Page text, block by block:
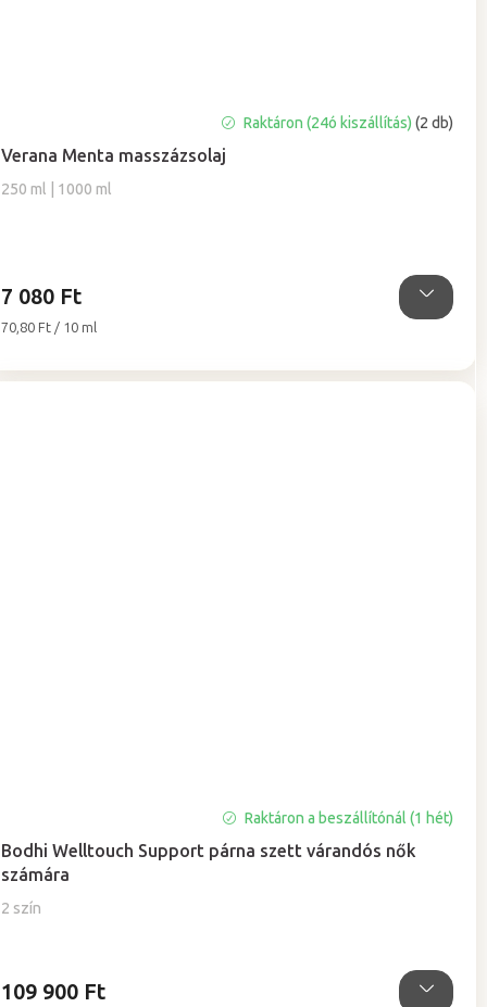
Verana Menta masszázsolaj
250 ml | 1000 ml
Raktáron (24ó kiszállítás) (2 db)
7 080 Ft
Egységár:
70,80 Ft / 10 ml
Bodhi Welltouch Support párna szett várandós nők
számára
2 szín
Raktáron a beszállítónál (1 hét)
109 900 Ft